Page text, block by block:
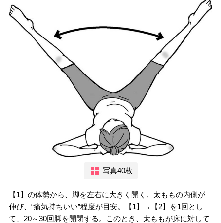
写真40枚
【1】の体勢から、脚を左右に大きく開く。太ももの内側が
伸び、“痛気持ちいい”程度が目安。【1】→【2】を1回とし
て、20～30回脚を開閉する。このとき、太ももが床に対して